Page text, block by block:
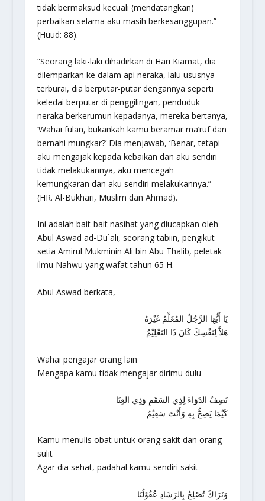
tidak bermaksud kecuali (mendatangkan)
perbaikan selama aku masih berkesanggupan.”
(Huud: 88).
“Seorang laki-laki dihadirkan di Hari Kiamat, dia
dilemparkan ke dalam api neraka, lalu ususnya
terburai, dia berputar-putar dengannya seperti
keledai berputar di penggilingan, penduduk
neraka berkerumun kepadanya, mereka bertanya,
‘Wahai fulan, bukankah kamu beramar ma’ruf dan
bernahi mungkar?’ Dia menjawab, ‘Benar, tetapi
aku mengajak kepada kebaikan dan aku sendiri
tidak melakukannya, aku mencegah
kemungkaran dan aku sendiri melakukannya.”
(HR. Al-Bukhari, Muslim dan Ahmad).
Ini adalah bait-bait nasihat yang diucapkan oleh
Abul Aswad ad-Du`ali, seorang tabiin, pengikut
setia Amirul Mukminin Ali bin Abu Thalib, peletak
ilmu Nahwu yang wafat tahun 65 H.
Abul Aswad berkata,
يَا أَيُّهَا الرَّجُلُ المُعَلِّمُ غَيْرَهُ
هَلاَّ لِنَفْسِكَ كَانَ ذَا التَعْلِيْمُ
Wahai pengajar orang lain
Mengapa kamu tidak mengajar dirimu dulu
تَصِفُ الدَوَاءَ لِذِي السَقَمِ وَذِي العِنَا
كَيْمَا يَصِحُّ بِهِ وَأَنْتَ سَقِيْمُ
Kamu menulis obat untuk orang sakit dan orang
sulit
Agar dia sehat, padahal kamu sendiri sakit
وَنَرَاكَ تُصْلِحُ بِالرَشَادِ عُقُوْلُنَا